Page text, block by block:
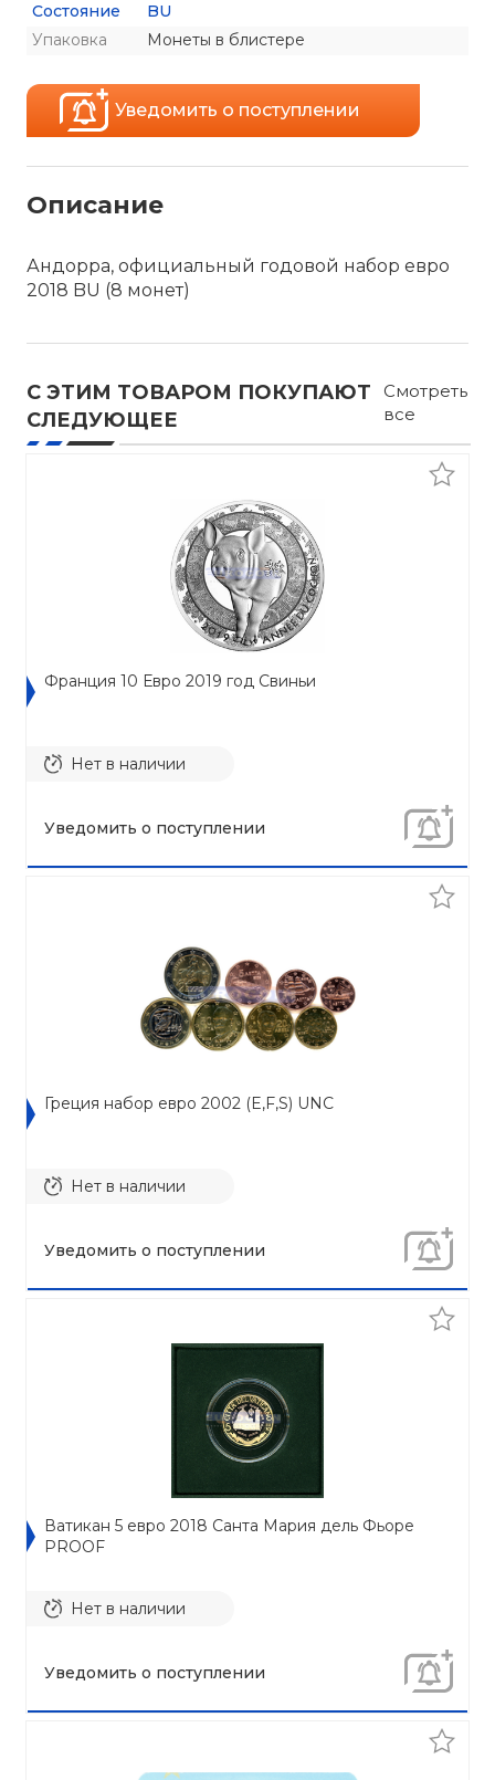
Состояние
BU
Упаковка
Монеты в блистере
Уведомить о поступлении
Описание
Андорра, официальный годовой набор евро
2018 BU (8 монет)
С ЭТИМ ТОВАРОМ ПОКУПАЮТ
СЛЕДУЮЩЕЕ
Смотреть
все
Франция 10 Евро 2019 год Свиньи
Нет в наличии
Уведомить о поступлении
Греция набор евро 2002 (E,F,S) UNC
Нет в наличии
Уведомить о поступлении
Ватикан 5 евро 2018 Санта Мария дель Фьоре
PROOF
Нет в наличии
Уведомить о поступлении